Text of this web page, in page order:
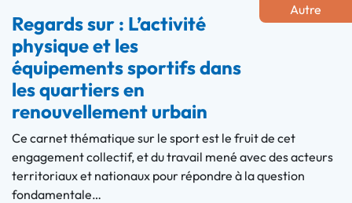
Autre
Regards sur : L’activité
physique et les
équipements sportifs dans
les quartiers en
renouvellement urbain
Ce carnet thématique sur le sport est le fruit de cet
engagement collectif, et du travail mené avec des acteurs
territoriaux et nationaux pour répondre à la question
fondamentale…